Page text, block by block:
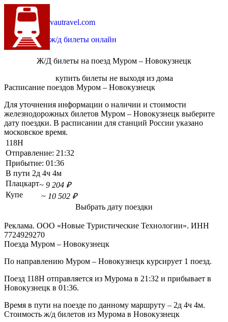
vautravel.com
ж/д билеты онлайн
Ж/Д билеты на поезд Муром – Новокузнецк
купить билеты не выходя из дома
Расписание поездов Муром – Новокузнецк
Для уточнения информации о наличии и стоимости
железнодорожных билетов Муром – Новокузнецк выберите
дату поездки. В расписании для станций России указано
московское время.
118Н
Отправление: 21:32
Прибытие: 01:36
В пути 2д 4ч 4м
Плацкарт~ 9 204 ₽
Купе
~ 10 502 ₽
Выбрать дату поездки
Реклама. ООО «Новые Туристические Технологии». ИНН
7724929270
Поезда Муром – Новокузнецк
По направлению Муром – Новокузнецк курсирует 1 поезд.
Поезд 118Н отправляется из Мурома в 21:32 и прибывает в
Новокузнецк в 01:36.
Время в пути на поезде по данному маршруту – 2д 4ч 4м.
Стоимость ж/д билетов из Мурома в Новокузнецк